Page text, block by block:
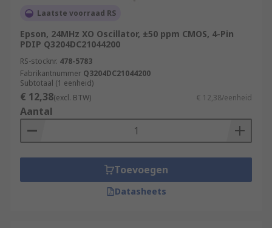
Laatste voorraad RS
Epson, 24MHz XO Oscillator, ±50 ppm CMOS, 4-Pin
PDIP Q3204DC21044200
RS-stocknr. 478-5783
Fabrikantnummer Q3204DC21044200
Subtotaal (1 eenheid)
€ 12,38(excl. BTW) € 12,38/eenheid
Aantal
Toevoegen
Datasheets